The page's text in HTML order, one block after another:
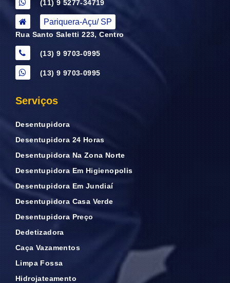
(11) 9 5277-34719
Pariquera-Açu/ SP
Rua Santo Saletti 223, Centro
(13) 9 9703-0995
(13) 9 9703-0995
Serviços
Desentupidora
Desentupidora 24 Horas
Desentupidora Na Zona Norte
Desentupidora Em Higienopolis
Desentupidora Em Jundiaí
Desentupidora Casa Verde
Desentupidora Preço
Dedetizadora
Caça Vazamentos
Limpa Fossa
Hidrojateamento